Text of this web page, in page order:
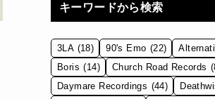
キーワードから検索
3LA (18) 90's Emo (22)
Boris (14) Church Road Records
Daymare Recordings (44)